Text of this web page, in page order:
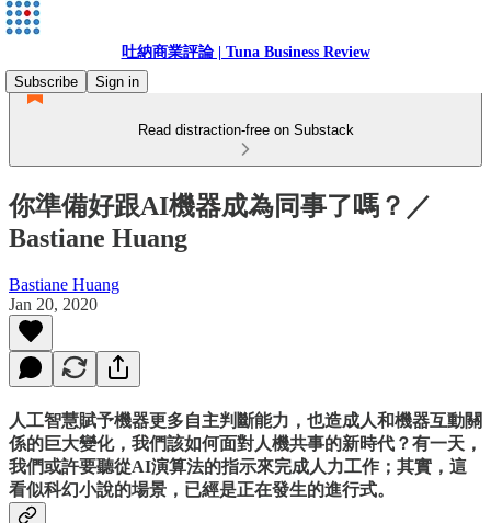
吐納商業評論 | Tuna Business Review
Subscribe
Sign in
Read distraction-free on Substack
你準備好跟AI機器成為同事了嗎？／
Bastiane Huang
Bastiane Huang
Jan 20, 2020
人工智慧賦予機器更多自主判斷能力，也造成人和機器互動關
係的巨大變化，我們該如何面對人機共事的新時代？有一天，
我們或許要聽從AI演算法的指示來完成人力工作；其實，這
看似科幻小說的場景，已經是正在發生的進行式。